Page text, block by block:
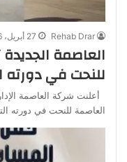
Rehab Drar 27 أبريل، 2026
العاصمة
للنحت في دورته
أعلنت شركة العاصمة
العاصمة للنحت في دورته